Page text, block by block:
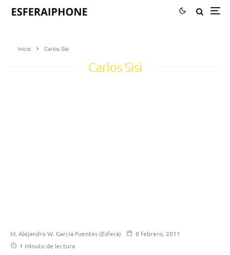
Inicio Carlos Sisi
Carlos Sisi
M. Alejandro W. García Fuentes (Esfera)
8 febrero, 2011
1 Minuto de lectura